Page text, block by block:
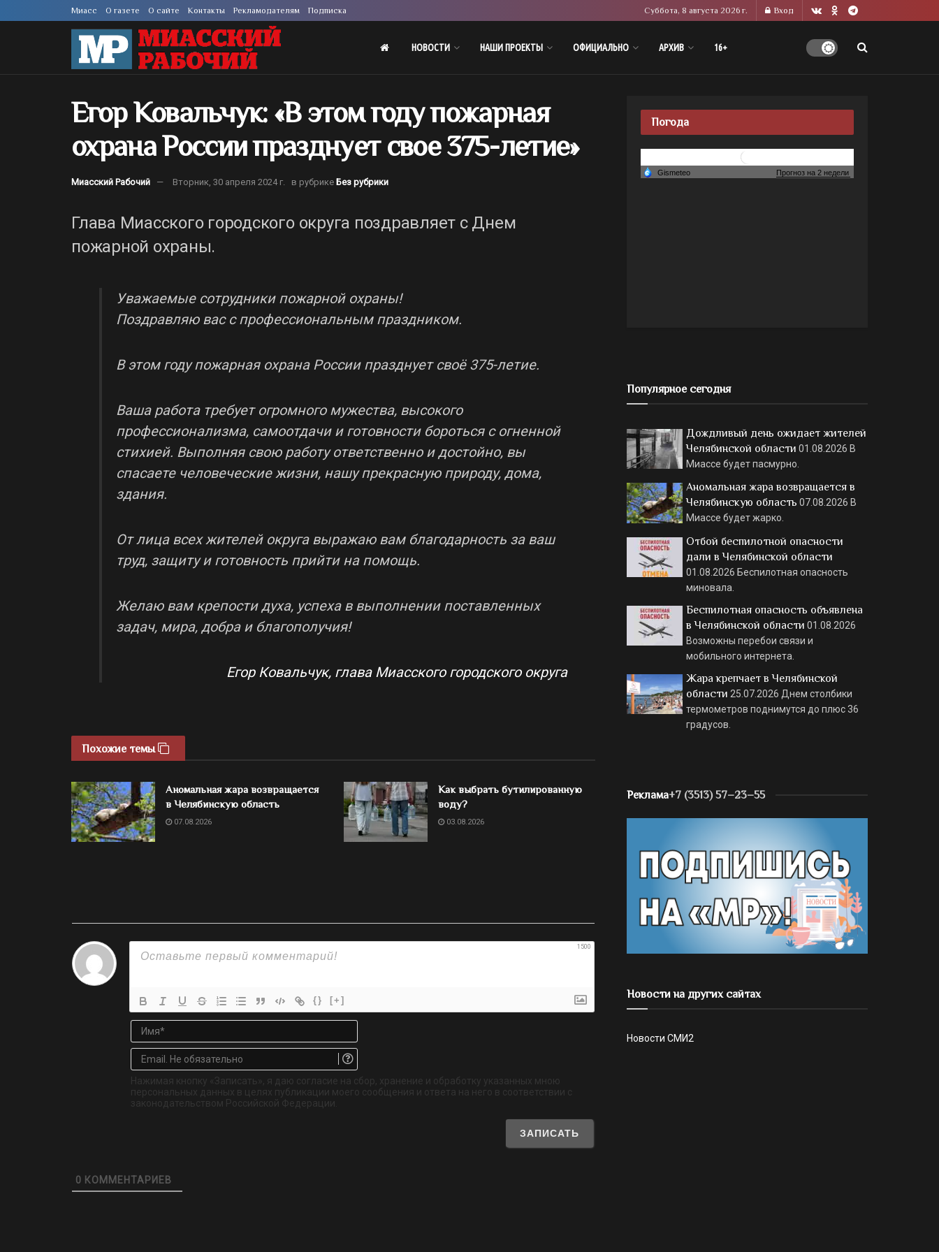
Миасс О газете О сайте Контакты Рекламодателям Подписка Суббота, 8 августа 2026 г. Вход
НОВОСТИ НАШИ ПРОЕКТЫ ОФИЦИАЛЬНО АРХИВ 16+
Егор Ковальчук: «В этом году пожарная
охрана России празднует свое 375-летие»
Миасский Рабочий Вторник, 30 апреля 2024 г. в рубрике Без рубрики
Глава Миасского городского округа поздравляет с Днем
пожарной охраны.
Уважаемые сотрудники пожарной охраны!
Поздравляю вас с профессиональным праздником.
В этом году пожарная охрана России празднует своё 375-летие.
Ваша работа требует огромного мужества, высокого
профессионализма, самоотдачи и готовности бороться с огненной
стихией. Выполняя свою работу ответственно и достойно, вы
спасаете человеческие жизни, нашу прекрасную природу, дома,
здания.
От лица всех жителей округа выражаю вам благодарность за ваш
труд, защиту и готовность прийти на помощь.
Желаю вам крепости духа, успеха в выполнении поставленных
задач, мира, добра и благополучия!
Егор Ковальчук, глава Миасского городского округа
Похожие темы
Аномальная жара возвращается
в Челябинскую область
07.08.2026
Как выбрать бутилированную
воду?
03.08.2026
1500
{} [+]
Имя*
Email.
обязательно
Нажимая кнопку «Записать», я даю согласие на сбор, хранение и обработку указанных мною
персональных данных в целях публикации моего сообщения и ответа на него в соответствии с
законодательством Российской Федерации.
0 КОММЕНТАРИЕВ
Погода
Популярное сегодня
Дождливый день ожидает жителей
Челябинской области 01.08.2026 В
Миассе будет пасмурно.
Аномальная жара возвращается в
Челябинскую область 07.08.2026 В
Миассе будет жарко.
Отбой беспилотной опасности
дали в Челябинской области
01.08.2026 Беспилотная опасность
миновала.
Беспилотная опасность объявлена
в Челябинской области 01.08.2026
Возможны перебои связи и
мобильного интернета.
Жара крепчает в Челябинской
области 25.07.2026 Днем столбики
термометров поднимутся до плюс 36
градусов.
Реклама+7 (3513) 57–23–55
Новости на других сайтах
Новости СМИ2